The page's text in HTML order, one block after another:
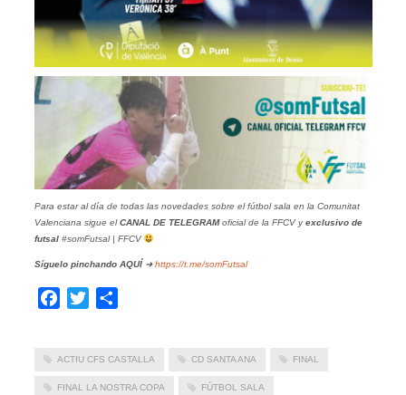
Para estar al día de todas las novedades sobre el fútbol sala en la Comunitat
Valenciana sigue elCANAL DE TELEGRAMoficial de la FFCV yexclusivo de
futsal#somFutsal | FFCV
Síguelo pinchando AQUÍ➜https://t.me/somFutsal
Facebook
Twitter
ACTIU CFS CASTALLA CD SANTA ANA FINAL
FINAL LA NOSTRA COPA FÚTBOL SALA